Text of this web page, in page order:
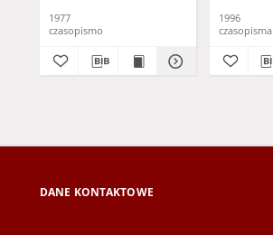
1977
czasopismo
1996
czasopisma
DANE KONTAKTOWE